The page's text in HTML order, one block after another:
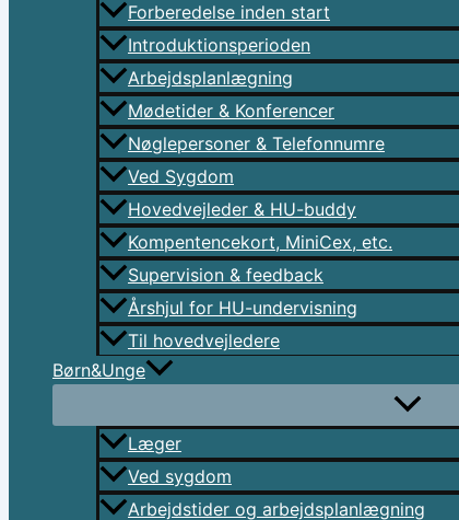
Forberedelse inden start
Introduktionsperioden
Arbejdsplanlægning
Mødetider & Konferencer
Nøglepersoner & Telefonnumre
Ved Sygdom
Hovedvejleder & HU-buddy
Kompentencekort, MiniCex, etc.
Supervision & feedback
Årshjul for HU-undervisning
Til hovedvejledere
Børn&Unge
Læger
Ved sygdom
Arbejdstider og arbejdsplanlægning